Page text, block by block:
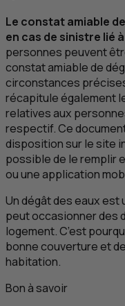
Le constat amiable
en cas de sinistre lié à
personnes peuvent
constat amiable de
circonstances précises
récapitule également
relatives aux
respectif. Ce
disposition sur le site
possible de le remplir
ou une application
Un dégât des eaux
peut occasionner des
logement. C’est
bonne couverture et
habitation.
Bon à savoir